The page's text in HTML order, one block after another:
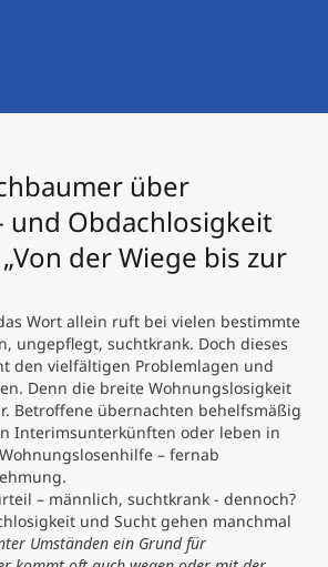
Finder Bachelor/Master
Programme
Studienberatung
über
und Obdachlosigkeit
der Wiege bis zur
Wort allein ruft bei vielen bestimmte
ungepflegt, suchtkrank. Doch dieses
den vielfältigen Problemlagen und
Denn die breite Wohnungslosigkeit
Betroffene übernachten behelfsmäßig
Interimsunterkünften oder leben in
– fernab
– männlich, suchtkrank - dennoch?
und Sucht gehen manchmal
Umständen ein Grund für